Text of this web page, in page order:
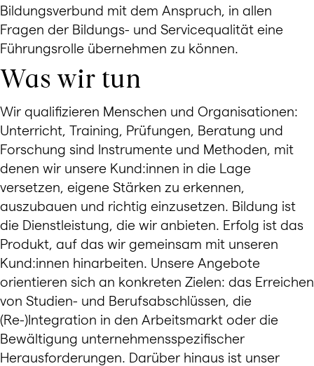
Bildungsverbund mit dem Anspruch, in allen
Fragen der Bildungs- und Servicequalität eine
Führungsrolle übernehmen zu können.
Was wir tun
Wir qualifizieren Menschen und Organisationen:
Unterricht, Training, Prüfungen, Beratung und
Forschung sind Instrumente und Methoden, mit
denen wir unsere Kund:innen in die Lage
versetzen, eigene Stärken zu erkennen,
auszubauen und richtig einzusetzen. Bildung ist
die Dienstleistung, die wir anbieten. Erfolg ist das
Produkt, auf das wir gemeinsam mit unseren
Kund:innen hinarbeiten. Unsere Angebote
orientieren sich an konkreten Zielen: das Erreichen
von Studien- und Berufsabschlüssen, die
(Re-)Integration in den Arbeitsmarkt oder die
Bewältigung unternehmensspezifischer
Herausforderungen. Darüber hinaus ist unser